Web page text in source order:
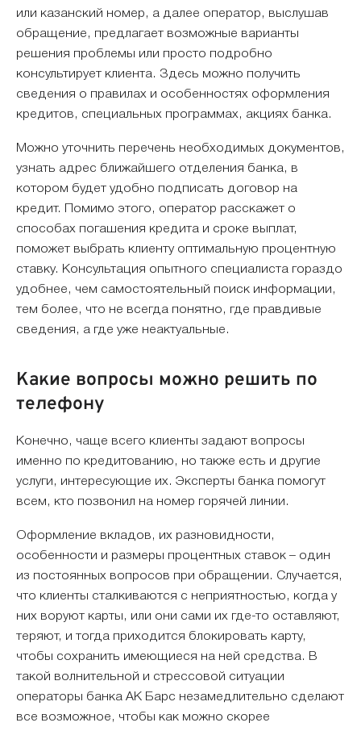
или казанский номер, а далее оператор, выслушав
обращение, предлагает возможные варианты
решения проблемы или просто подробно
консультирует клиента. Здесь можно получить
сведения о правилах и особенностях оформления
кредитов, специальных программах, акциях банка.
Можно уточнить перечень необходимых документов,
узнать адрес ближайшего отделения банка, в
котором будет удобно подписать договор на
кредит. Помимо этого, оператор расскажет о
способах погашения кредита и сроке выплат,
поможет выбрать клиенту оптимальную процентную
ставку. Консультация опытного специалиста гораздо
удобнее, чем самостоятельный поиск информации,
тем более, что не всегда понятно, где правдивые
сведения, а где уже неактуальные.
Какие вопросы можно решить по
телефону
Конечно, чаще всего клиенты задают вопросы
именно по кредитованию, но также есть и другие
услуги, интересующие их. Эксперты банка помогут
всем, кто позвонил на номер горячей линии.
Оформление вкладов, их разновидности,
особенности и размеры процентных ставок – один
из постоянных вопросов при обращении. Случается,
что клиенты сталкиваются с неприятностью, когда у
них воруют карты, или они сами их где-то оставляют,
теряют, и тогда приходится блокировать карту,
чтобы сохранить имеющиеся на ней средства. В
такой волнительной и стрессовой ситуации
операторы банка АК Барс незамедлительно сделают
все возможное, чтобы как можно скорее